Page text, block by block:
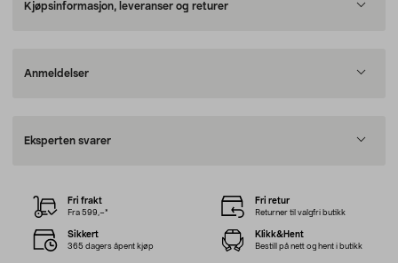
Kjøpsinformasjon, leveranser og returer
Anmeldelser
Eksperten svarer
Fri frakt
Fra 599,–*
Fri retur
Returner til valgfri butikk
Sikkert
365 dagers åpent kjøp
Klikk&Hent
Bestill på nett og hent i butikk